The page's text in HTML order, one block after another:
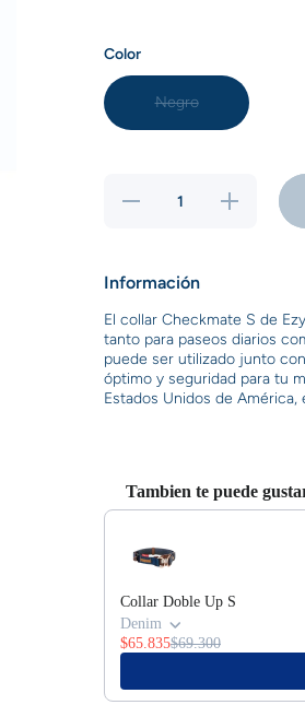
Color
Negro
Reducir
Aumentar
cantidad
Información
El collar Checkmate S de
tanto para paseos diarios
puede ser utilizado junto
óptimo y seguridad para tu
Estados Unidos de América,
Tambien te puede
Use the Previous and Next
Collar Doble Up S
Denim
$65.835$69.300